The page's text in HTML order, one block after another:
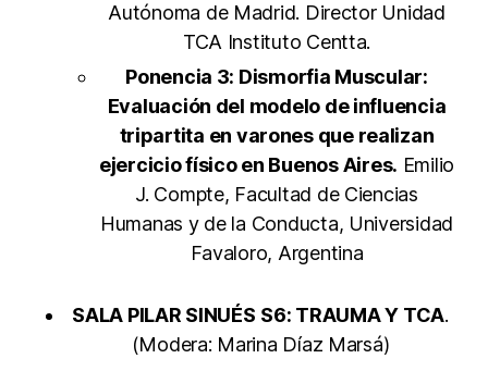
Autónoma de Madrid. Director Unidad
TCA Instituto Centta.
Ponencia 3: Dismorfia Muscular:
Evaluación del modelo de influencia
tripartita en varones que realizan
ejercicio físico en Buenos Aires. Emilio
J. Compte, Facultad de Ciencias
Humanas y de la Conducta, Universidad
Favaloro, Argentina
SALA PILAR SINUÉS S6: TRAUMA Y TCA.
(Modera: Marina Díaz Marsá)